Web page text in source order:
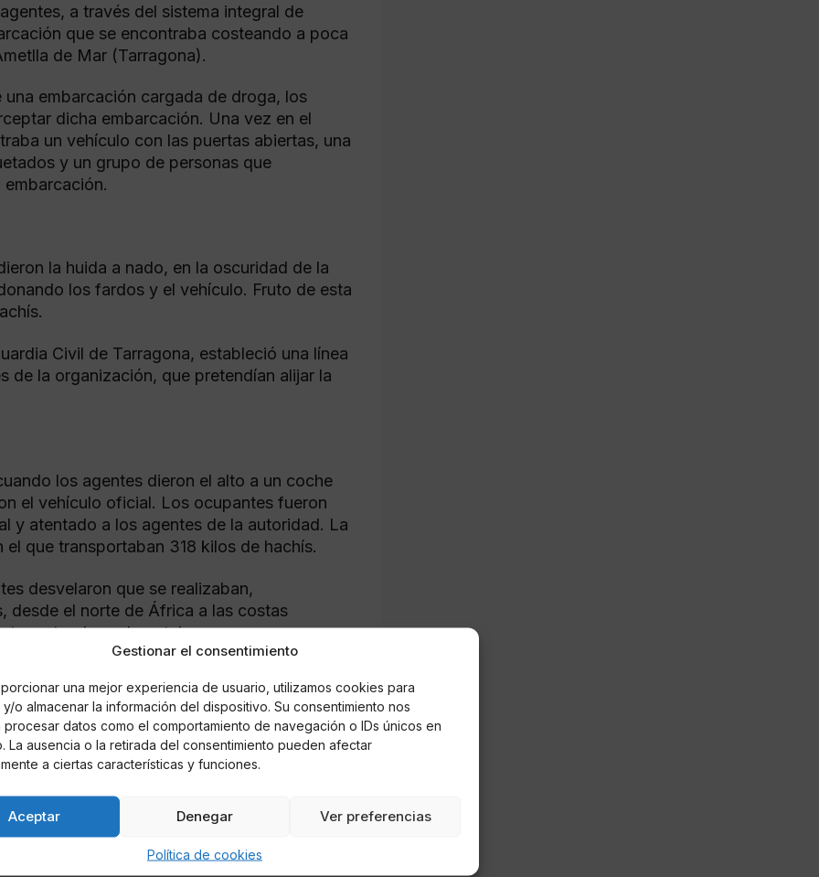
Gestionar el consentimiento
una mejor experiencia de usuario, utilizamos cookies para
o almacenar la información del dispositivo. Su consentimiento nos
procesar datos como el comportamiento de navegación o IDs únicos en
La ausencia o la retirada del consentimiento pueden afectar
a ciertas características y funciones.
Aceptar Denegar Ver preferencias
Política de cookies
a través del sistema integral de
que se encontraba costeando a poca
de Mar (Tarragona).
embarcación cargada de droga, los
dicha embarcación. Una vez en el
un vehículo con las puertas abiertas, una
y un grupo de personas que
la huida a nado, en la oscuridad de la
los fardos y el vehículo. Fruto de esta
Civil de Tarragona, estableció una línea
de la organización, que pretendían alijar la
los agentes dieron el alto a un coche
el vehículo oficial. Los ocupantes fueron
y atentado a los agentes de la autoridad. La
que transportaban 318 kilos de hachís.
desvelaron que se realizaban,
desde el norte de África a las costas
terrestre. La red contaba con un grupo
recepcionar los envíos y custodiar las
desmantelada, con nueve detenidos (7
en diferentes poblaciones de la provincia
de Sant Vicent dels Horts, Sant